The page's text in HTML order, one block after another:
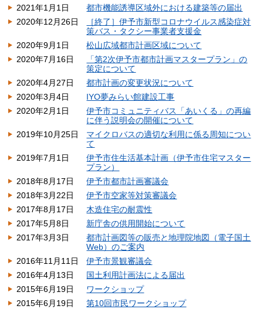
2021年1月1日
都市機能誘導区域外における建築等の届出
2020年12月26日
［終了］伊予市新型コロナウイルス感染症対
策バス・タクシー事業者支援金
2020年9月1日
松山広域都市計画区域について
2020年7月16日
「第2次伊予市都市計画マスタープラン」の
策定について
2020年4月27日
都市計画の変更状況について
2020年3月4日
IYO夢みらい館建設工事
2020年2月1日
伊予市コミュニティバス「あいくる」の再編
に伴う説明会の開催について
2019年10月25日
マイクロバスの適切な利用に係る周知につい
て
2019年7月1日
伊予市住生活基本計画（伊予市住宅マスター
プラン）
2018年8月17日
伊予市都市計画審議会
2018年3月22日
伊予市空家等対策審議会
2017年8月17日
木造住宅の耐震性
2017年5月8日
新庁舎の供用開始について
2017年3月3日
都市計画図等の販売と地理院地図（電子国土
Web）のご案内
2016年11月11日
伊予市景観審議会
2016年4月13日
国土利用計画法による届出
2015年6月19日
ワークショップ
2015年6月19日
第10回市民ワークショップ